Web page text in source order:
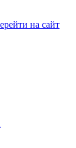
на сайт